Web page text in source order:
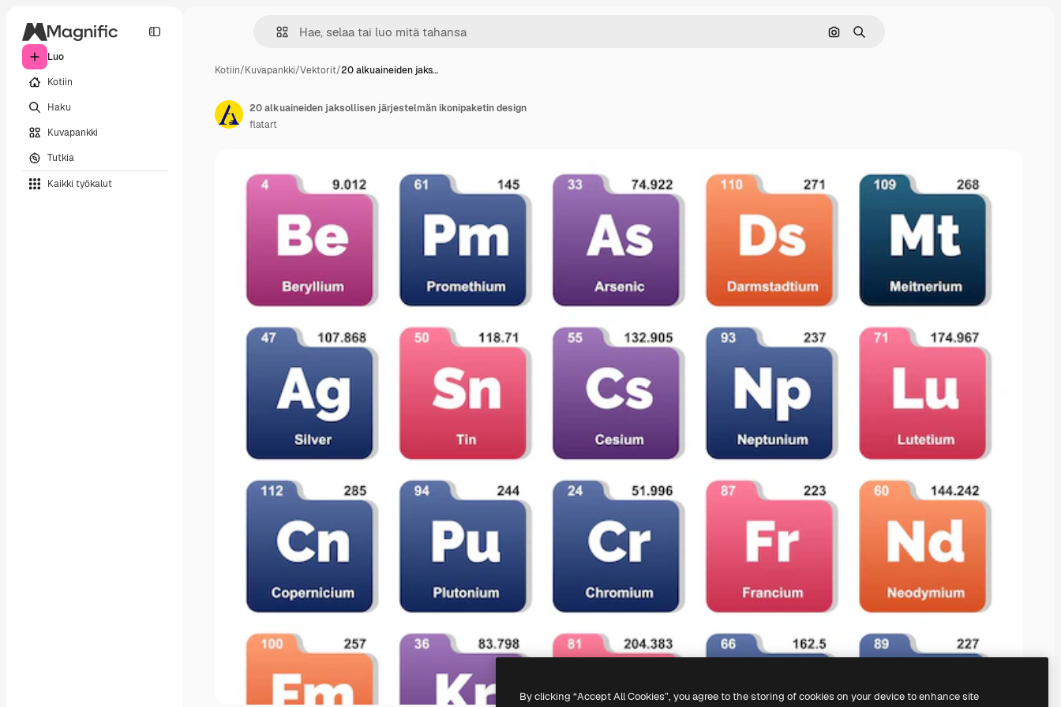
Luo
Kotiin
Haku
Kuvapankki
Tutkia
Kaikki työkalut
Hae kuvan perusteella
Haku
Kotiin/Kuvapankki/Vektorit/20 alkuaineiden jaks…
20 alkuaineiden jaksollisen järjestelmän ikonipaketin design
flatart
By clicking “Accept All Cookies”, you agree to the storing of cookies on your device to enhance site